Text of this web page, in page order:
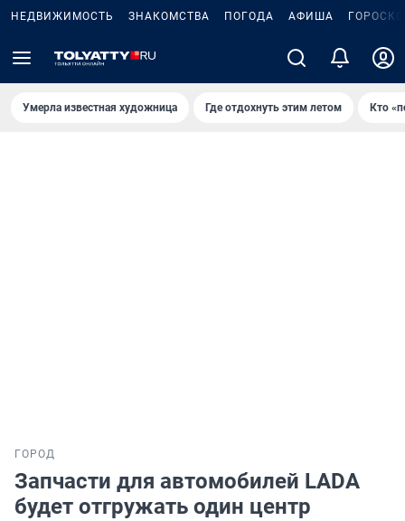
НЕДВИЖИМОСТЬ ЗНАКОМСТВА ПОГОДА АФИША
Умерла известная художница Где отдохнуть этим летом Кто
ГОРОД
Запчасти для автомобилей LADA
будет отгружать один центр